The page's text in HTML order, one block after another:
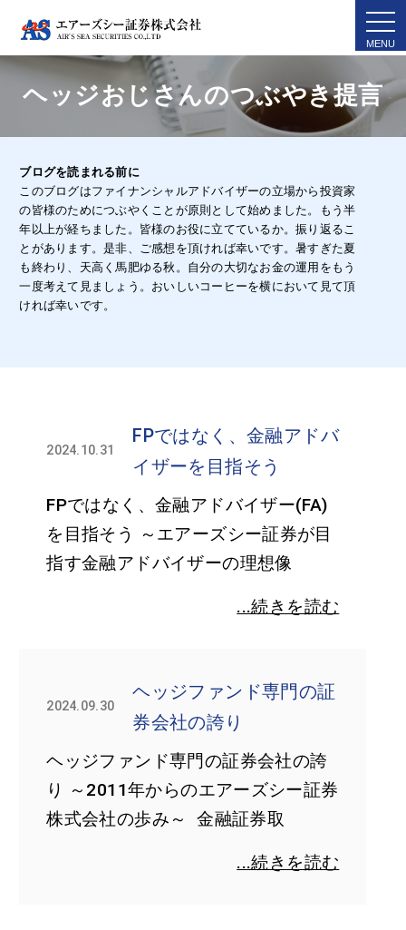
ヘッジおじさんのつぶやき提言
ブログを読まれる前に
このブログはファイナンシャルアドバイザーの立場から投資家
の皆様のためにつぶやくことが原則として始めました。もう半
年以上が経ちました。皆様のお役に立てているか。振り返るこ
とがあります。是非、ご感想を頂ければ幸いです。暑すぎた夏
も終わり、天高く馬肥ゆる秋。自分の大切なお金の運用をもう
一度考えて見ましょう。おいしいコーヒーを横において見て頂
ければ幸いです。
2024.10.31
FPではなく、金融アドバ
イザーを目指そう
FPではなく、金融アドバイザー(FA)
を目指そう ～エアーズシー証券が目
指す金融アドバイザーの理想像
...続きを読む
2024.09.30
ヘッジファンド専門の証
券会社の誇り
ヘッジファンド専門の証券会社の誇
り ～2011年からのエアーズシー証券
株式会社の歩み～ 金融証券取
...続きを読む